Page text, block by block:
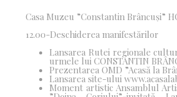
Casa Muzeu ”Constantin Brâncuși”
12.00-Deschiderea manifestărilor
Lansarea Rutei regionale
urmele lui CONSTANTIN
Prezentarea OMD ”Acasă la
Lansarea site-ului
Moment artistic Ansamblul